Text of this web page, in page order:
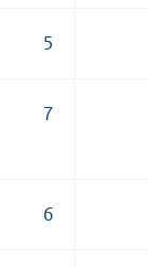
5
7
6